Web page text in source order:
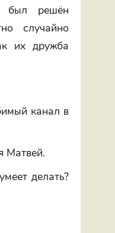
был решён
случайно
их дружба
канал в
Матвей.
делать?